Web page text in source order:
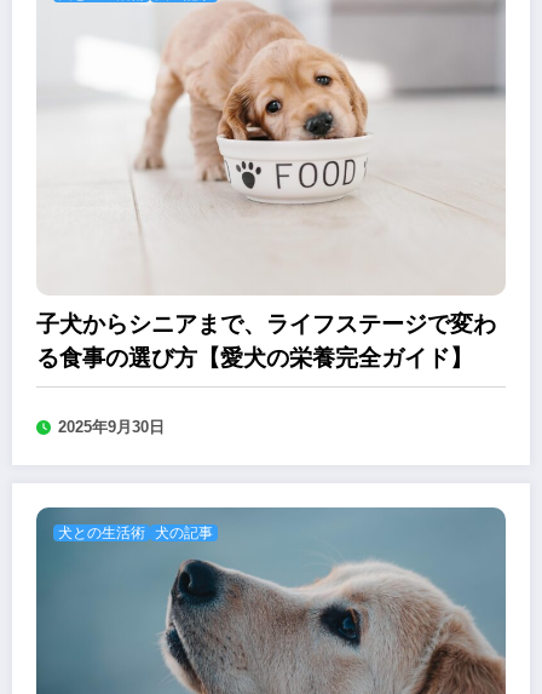
子犬からシニアまで、ライフステージで変わ
る食事の選び方【愛犬の栄養完全ガイド】
2025年9月30日
犬との生活術 犬の記事